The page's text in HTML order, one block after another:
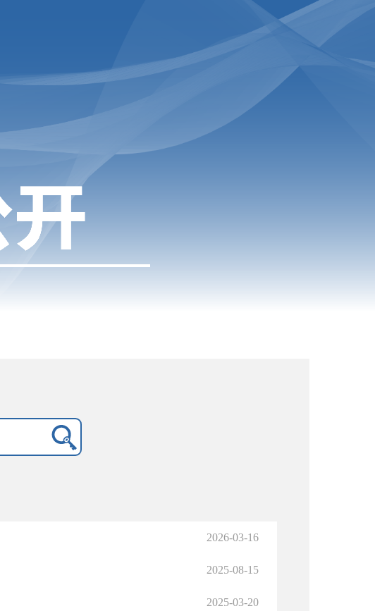
2026-03-16
2025-08-15
2025-03-20